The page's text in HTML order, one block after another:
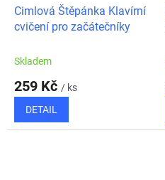
Cimlová Štěpánka Klavírní
cvičení pro začátečníky
Skladem
259 Kč / ks
DETAIL